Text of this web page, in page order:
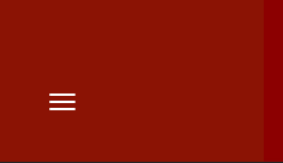
Toggle